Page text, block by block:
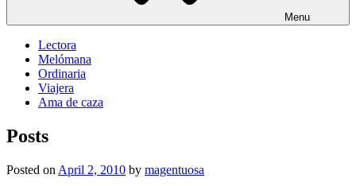
Menu
Lectora
Melómana
Ordinaria
Viajera
Ama de caza
Posts
Posted on April 2, 2010 by magentuosa